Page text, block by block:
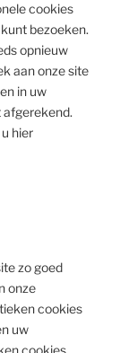
cookies
bezoeken.
opnieuw
aan onze site
in uw
hier
zo goed
onze
cookies
uw
cookies